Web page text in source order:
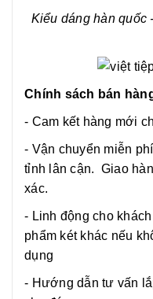
Kiểu dáng hàn quốc
Chính sách bán
- Cam kết hàng mới
- Vận chuyển miễn
tỉnh lân cận. Giao
xác.
- Linh động cho
phẩm két khác nếu
dụng
- Hướng dẫn tư vấn